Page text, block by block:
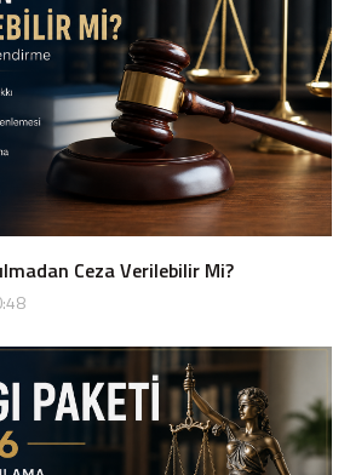
Ceza Verilebilir Mi?